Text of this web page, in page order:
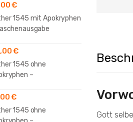
Gott
€
1545 mit Apokryphen
€
1545 ohne
–
€
1545 ohne